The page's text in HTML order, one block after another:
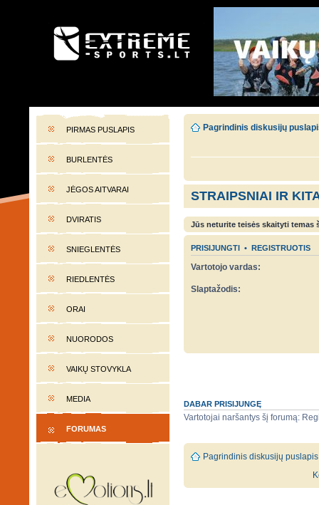
EXTREME-SPORTS.LT
PIRMAS PUSLAPIS
BURLENTĖS
JĖGOS AITVARAI
DVIRATIS
SNIEGLENTĖS
RIEDLENTĖS
ORAI
NUORODOS
VAIKŲ STOVYKLA
MEDIA
FORUMAS
Pagrindinis diskusijų
STRAIPSNIAI IR
Jūs neturite teisės skaityti temas
PRISIJUNGTI • REGISTRUOTIS
Vartotojo vardas:
Slaptažodis:
DABAR PRISIJUNGĘ
Vartotojai naršantys šį forumą:
Pagrindinis diskusijų puslapis